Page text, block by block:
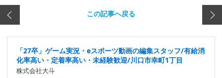
この記事へ戻る
「27卒」ゲーム実況・eスポーツ動画の編集スタッフ/有給消
化率高い・定着率高い・未経験歓迎/川口市幸町1丁目
株式会社大斗